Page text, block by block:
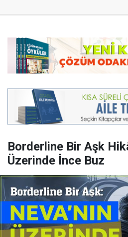
Borderline Bir Aşk
Üzerinde İnce Buz